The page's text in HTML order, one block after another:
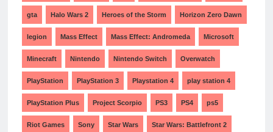
gta Halo Wars 2 Heroes of the Storm Horizon Zero Dawn
legion Mass Effect Mass Effect: Andromeda Microsoft
Minecraft Nintendo Nintendo Switch Overwatch
PlayStation PlayStation 3 Playstation 4 play station 4
PlayStation Plus Project Scorpio PS3 PS4 ps5
Riot Games Sony Star Wars Star Wars: Battlefront 2